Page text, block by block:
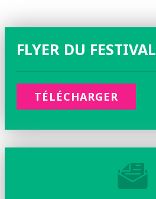
FLYER DU FESTIVAL
TÉLÉCHARGER